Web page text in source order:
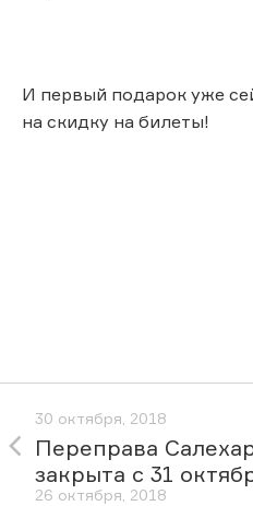
И первый подарок уже
на скидку на билеты!
30 октября, 2018
Переправа
закрыта с 31
26 октября, 2018